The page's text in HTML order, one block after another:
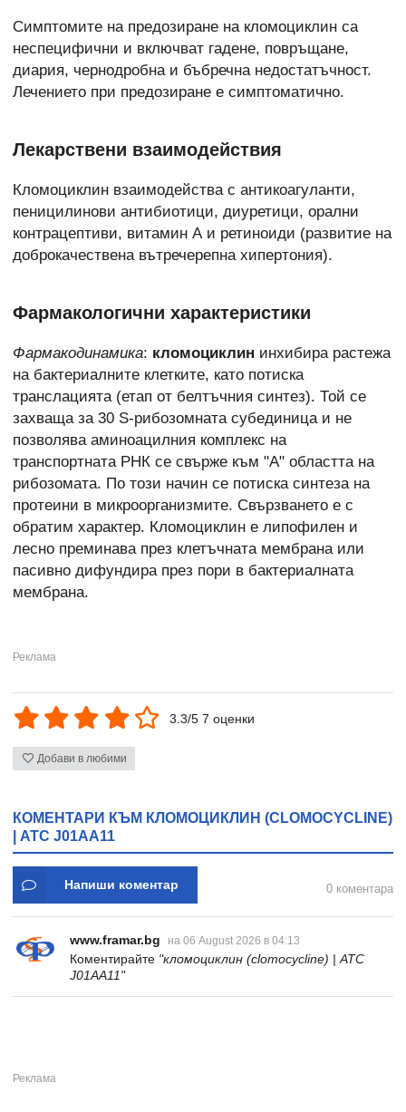
Симптомите на предозиране на кломоциклин са
неспецифични и включват гадене, повръщане,
диария, чернодробна и бъбречна недостатъчност.
Лечението при предозиране е симптоматично.
Лекарствени взаимодействия
Кломоциклин взаимодейства с антикоагуланти,
пеницилинови антибиотици, диуретици, орални
контрацептиви, витамин А и ретиноиди (развитие на
доброкачествена вътречерепна хипертония).
Фармакологични характеристики
Фармакодинамика: кломоциклин инхибира растежа
на бактериалните клетките, като потиска
транслацията (етап от белтъчния синтез). Той се
захваща за 30 S-рибозомната субединица и не
позволява аминоацилния комплекс на
транспортната РНК се свърже към "А" областта на
рибозомата. По този начин се потиска синтеза на
протеини в микроорганизмите. Свързването е с
обратим характер. Кломоциклин е липофилен и
лесно преминава през клетъчната мембрана или
пасивно дифундира през пори в бактериалната
мембрана.
3.3/5 7 оценки
Добави в любими
КОМЕНТАРИ КЪМ КЛОМОЦИКЛИН (CLOMOCYCLINE)
| ATC J01AA11
Напиши коментар 0 коментара
www.framar.bg на 06 August 2026 в 04:13
Коментирайте "кломоциклин (clomocycline) | ATC
J01AA11"